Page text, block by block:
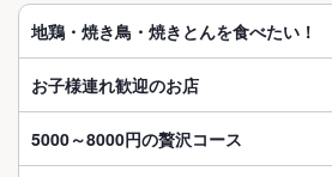
地鶏・焼き鳥・焼きとんを食べたい！
お子様連れ歓迎のお店
5000～8000円の贅沢コース